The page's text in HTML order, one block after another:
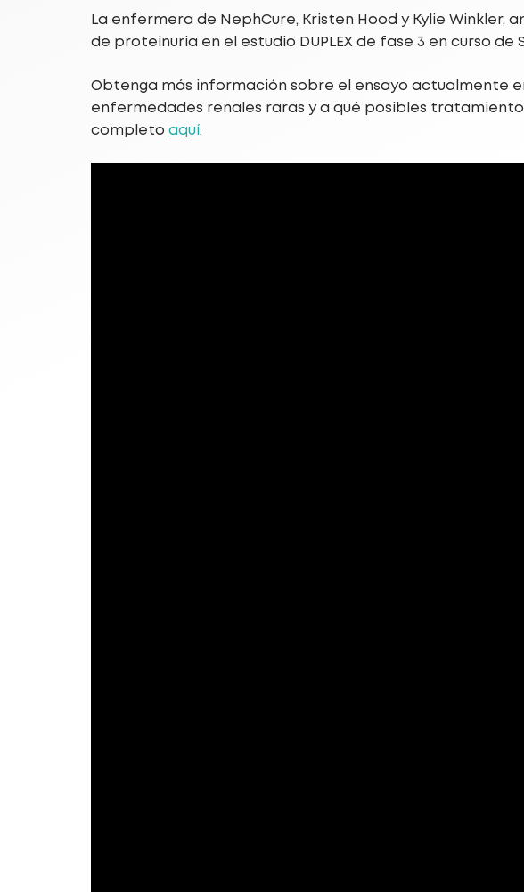
La enfermera de NephCure, Kristen Hood y Kylie
de proteinuria en el estudio DUPLEX de fase 3 en curso
Obtenga más información sobre el ensayo actualmente
enfermedades renales raras y a qué posibles
completo aquí.